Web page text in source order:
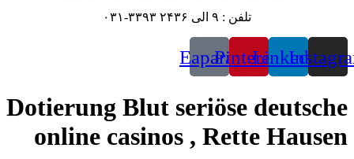
تلفن : ۹ الی ۲۴۳۶ ۳۳۹۳-۰۳۱
Linkedin
Pinterest
Eaparat
Dotierung Blut seriöse deutsche
online casinos , Rette Hausen